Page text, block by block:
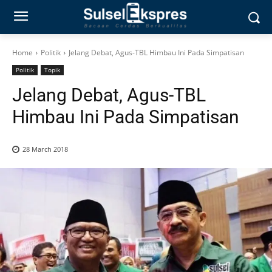
Home Politik Jelang Debat, Agus-TBL Himbau Ini Pada Simpatisan
Politik Topik
Jelang Debat, Agus-TBL
Himbau Ini Pada Simpatisan
28 March 2018